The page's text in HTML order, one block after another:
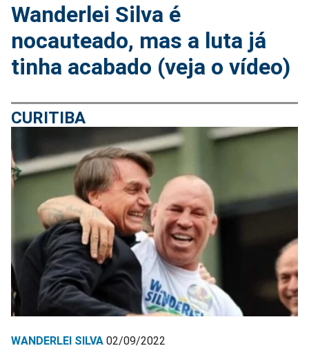
Wanderlei Silva é
nocauteado, mas a luta já
tinha acabado (veja o vídeo)
CURITIBA
WANDERLEI SILVA 02/09/2022